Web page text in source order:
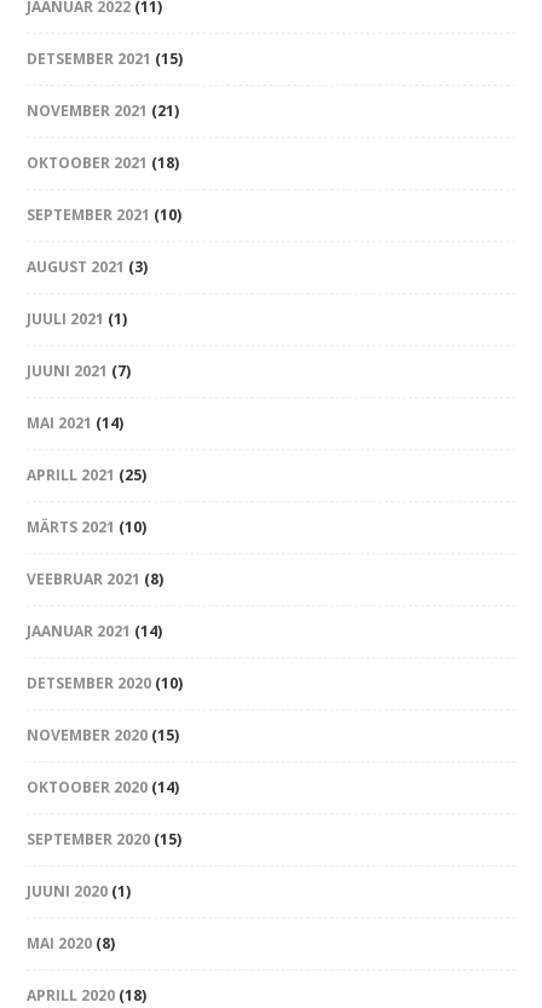
JAANUAR 2022 (11)
DETSEMBER 2021 (15)
NOVEMBER 2021 (21)
OKTOOBER 2021 (18)
SEPTEMBER 2021 (10)
AUGUST 2021 (3)
JUULI 2021 (1)
JUUNI 2021 (7)
MAI 2021 (14)
APRILL 2021 (25)
MÄRTS 2021 (10)
VEEBRUAR 2021 (8)
JAANUAR 2021 (14)
DETSEMBER 2020 (10)
NOVEMBER 2020 (15)
OKTOOBER 2020 (14)
SEPTEMBER 2020 (15)
JUUNI 2020 (1)
MAI 2020 (8)
APRILL 2020 (18)